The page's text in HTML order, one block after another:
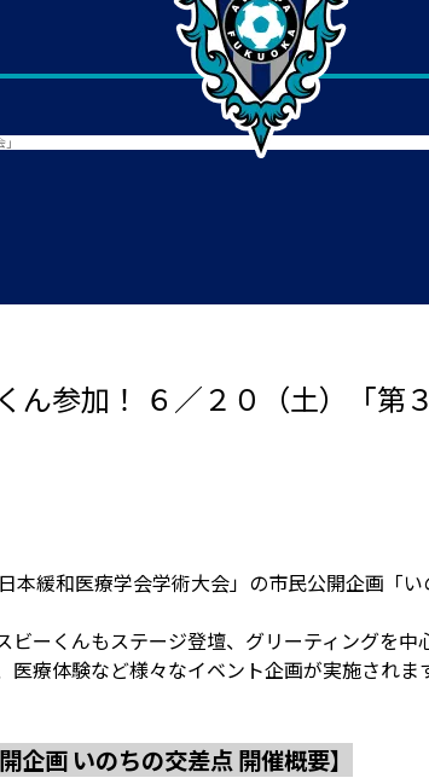
ん参加！ ６／２０（土）「第
本緩和医療学会学術大会」の市民公開企画「
ーくんもステージ登壇、グリーティングを中
療体験など様々なイベント企画が実施されま
企画 いのちの交差点 開催概要】